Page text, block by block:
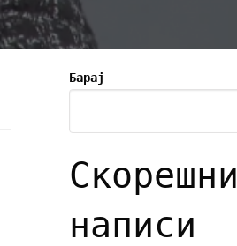
Барај
Скорешни
написи